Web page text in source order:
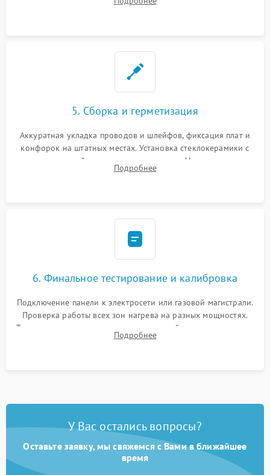
дорожек. Очистка контактов и замена поврежденной
5. Сборка и герметизация
Аккуратная укладка проводов и шлейфов, фиксация плат и
конфорок на штатных местах. Установка стеклокерамики с
проверкой равномерности зазоров. Нанесение
термостойкого герметика или укладка уплотнительной
Подробнее
6. Финальное тестирование и калибровка
Подключение панели к электросети или газовой магистрали.
Проверка работы всех зон нагрева на разных мощностях.
Тестирование сенсорного управления, таймера, индикаторов
остаточного тепла и систем защиты от перегрева.
Подробнее
У Вас остались вопросы?
Оставьте заявку, мы свяжемся с Вами в ближайшее
время